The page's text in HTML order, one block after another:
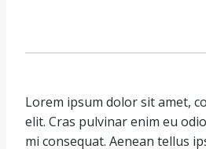
Lorem ipsum dolor sit amet,
elit. Cras pulvinar enim eu
mi consequat. Aenean tellus